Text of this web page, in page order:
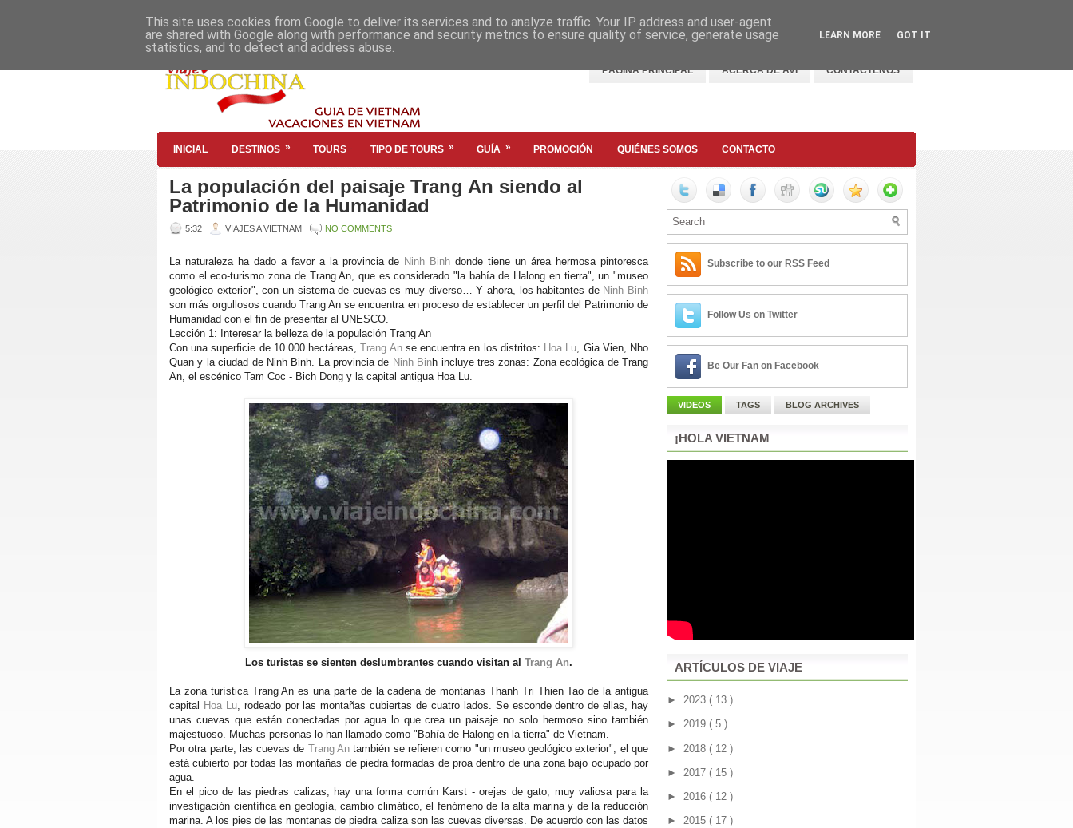
PÁGINA PRINCIPAL ACERCA DE AVI CONTACTENOS
INICIAL DESTINOS » TOURS TIPO DE TOURS » GUÍA » PROMOCIÓN QUIÉNES SOMOS CONTACTO
La populación del paisaje Trang An siendo al
Patrimonio de la Humanidad
5:32 VIAJES A VIETNAM NO COMMENTS
La naturaleza ha dado a favor a la provincia de Ninh Binh donde tiene un área hermosa pintoresca
como el eco-turismo zona de Trang An, que es considerado "la bahía de Halong en tierra", un "museo
geológico exterior", con un sistema de cuevas es muy diverso… Y ahora, los habitantes de Ninh Binh
son más orgullosos cuando Trang An se encuentra en proceso de establecer un perfil del Patrimonio de
Humanidad con el fin de presentar al UNESCO.
Lección 1: Interesar la belleza de la populación Trang An
Con una superficie de 10.000 hectáreas,Trang Anse encuentra en los distritos: Hoa Lu, Gia Vien, Nho
Quan y la ciudad de Ninh Binh. La provincia de Ninh Binh incluye tres zonas: Zona ecológica de Trang
An, el escénico Tam Coc - Bich Dong y la capital antigua Hoa Lu.
Los turistas se sienten deslumbrantes cuando visitan al Trang An.
La zona turística Trang An es una parte de la cadena de montanas Thanh Tri Thien Tao de la antigua
capital Hoa Lu, rodeado por las montañas cubiertas de cuatro lados. Se esconde dentro de ellas, hay
unas cuevas que están conectadas por agua lo que crea un paisaje no solo hermoso sino también
majestuoso. Muchas personas lo han llamado como "Bahía de Halong en la tierra" de Vietnam.
Por otra parte, las cuevas de Trang An también se refieren como "un museo geológico exterior", el que
está cubierto por todas las montañas de piedra formadas de proa dentro de una zona bajo ocupado por
agua.
En el pico de las piedras calizas, hay una forma común Karst - orejas de gato, muy valiosa para la
investigación científica en geología, cambio climático, el fenómeno de la alta marina y de la reducción
marina. A los pies de las montanas de piedra caliza son las cuevas diversas. De acuerdo con las datos
Subscribe to our RSS Feed
Follow Us on Twitter
Be Our Fan on Facebook
VIDEOS TAGS BLOG ARCHIVES
¡HOLA VIETNAM
ARTÍCULOS DE VIAJE
► 2023 ( 13 )
► 2019 ( 5 )
► 2018 ( 12 )
► 2017 ( 15 )
► 2016 ( 12 )
► 2015 ( 17 )
This site uses cookies from Google to deliver its services and to analyze traffic. Your IP address and user-agent
are shared with Google along with performance and security metrics to ensure quality of service, generate usage
statistics, and to detect and address abuse.
LEARN MORE GOT IT